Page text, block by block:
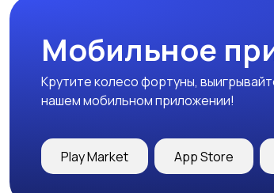
Мобильное
Крутите колесо фортуны,
нашем мобильном приложении!
Play Market App Store